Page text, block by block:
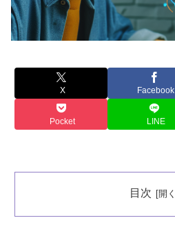
X Facebook
Pocket LINE
目次